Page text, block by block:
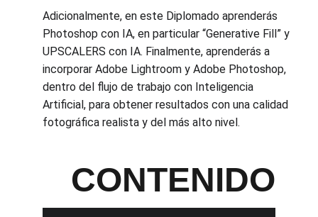
Adicionalmente, en este Diplomado aprenderás
Photoshop con IA, en particular “Generative Fill” y
UPSCALERS con IA. Finalmente, aprenderás a
incorporar Adobe Lightroom y Adobe Photoshop,
dentro del flujo de trabajo con Inteligencia
Artificial, para obtener resultados con una calidad
fotográfica realista y del más alto nivel.
CONTENIDO